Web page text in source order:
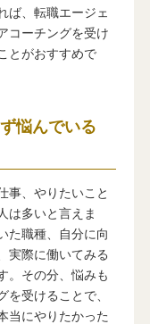
ば、転職エージェ
コーチングを受け
とがおすすめで
悩んでいる
事、やりたいこと
は多いと言えま
た職種、自分に向
実際に働いてみる
。その分、悩みも
受けることで、
当にやりたかった